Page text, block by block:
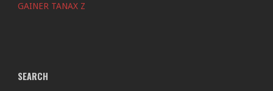
GAINER TANAX Z
SEARCH